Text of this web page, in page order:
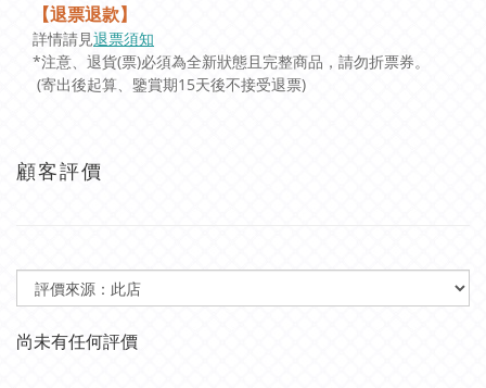
【退票退款】
詳情請見退票須知
*注意、退貨(票)必須為全新狀態且完整商品，請勿折票券。
(寄出後起算、鑒賞期15天後不接受退票)
顧客評價
尚未有任何評價